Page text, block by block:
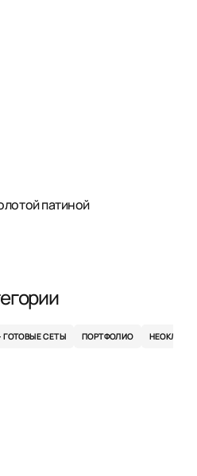
патиной
ГОТОВЫЕ СЕТЫ ПОРТФОЛИО